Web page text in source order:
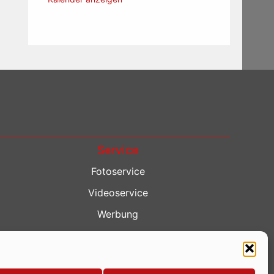
Service
Fotoservice
Videoservice
Werbung